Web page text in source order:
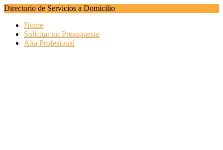
Directorio de Servicios a Domicilio
Home
Solicitar un Presupuesto
Alta Profesional